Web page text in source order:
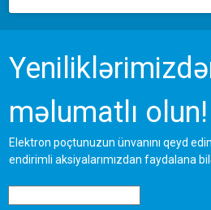
məlumatlı olun!
Elektron poçtunuzun ünvanını qeyd
endirimli aksiyalarımızdan faydalana